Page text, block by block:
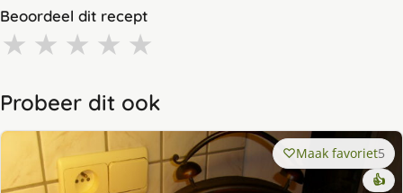
Beoordeel dit recept
★ ★ ★ ★ ★
Probeer dit ook
Maak favoriet5
👍